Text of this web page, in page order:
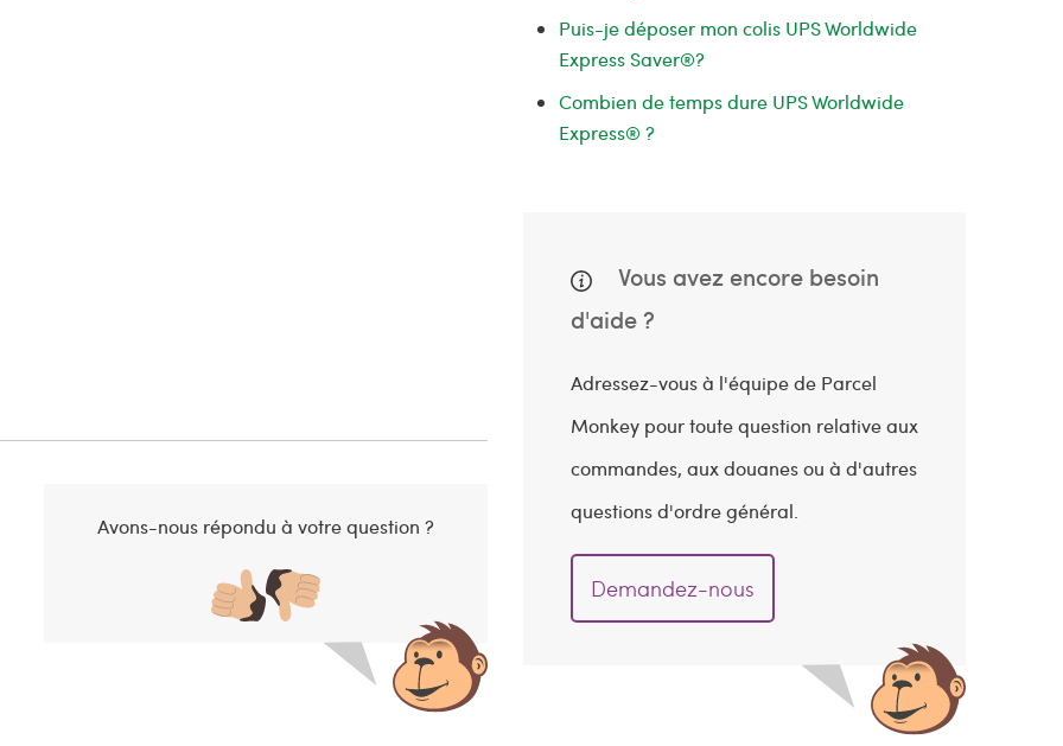
Avons-nous répondu à votre question ?
Puis-je déposer mon colis UPS Worldwide
Express Saver®?
Combien de temps dure UPS Worldwide
Express® ?
Vous avez encore besoin
d'aide ?
Adressez-vous à l'équipe de Parcel
Monkey pour toute question relative aux
commandes, aux douanes ou à d'autres
questions d'ordre général.
Demandez-nous